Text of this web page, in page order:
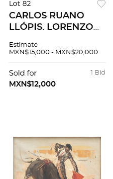
Lot 82
CARLOS RUANO
LLÓPIS. LORENZO
EJECUTANDO UN
COSTADO. Óleo
sobre tela. Firmado
Estimate
MXN$15,000 - MXN$20,000
1 Bid
Sold for
MXN$12,000